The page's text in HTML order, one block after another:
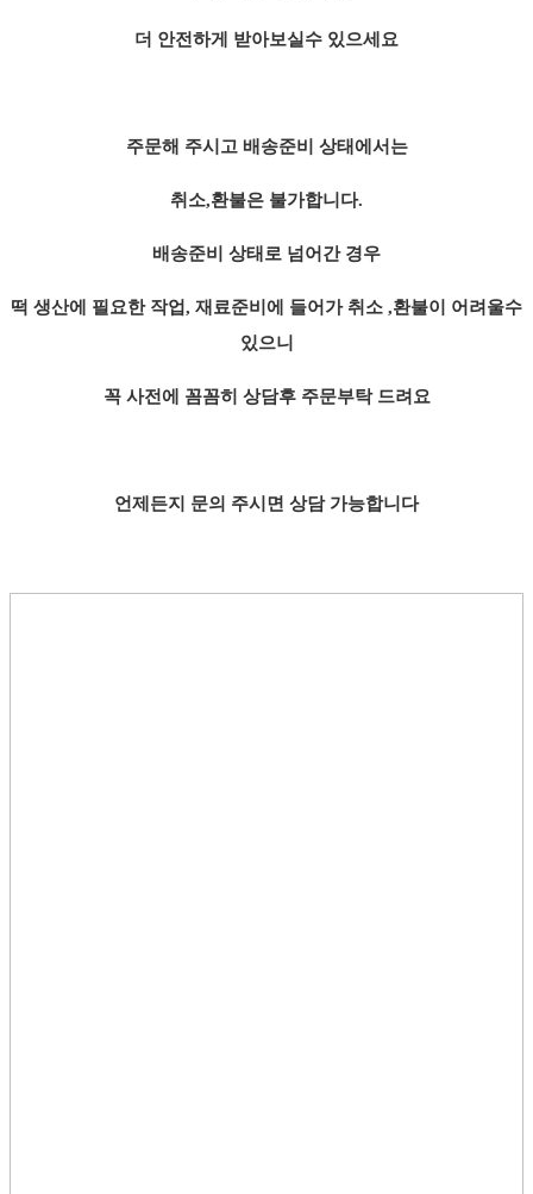
더 안전하게 받아보실수 있으세요
주문해 주시고 배송준비 상태에서는
취소,환불은 불가합니다.
배송준비 상태로 넘어간 경우
떡 생산에 필요한 작업, 재료준비에 들어가 취소 ,환불이 어려울수
있으니
꼭 사전에 꼼꼼히 상담후 주문부탁 드려요
언제든지 문의 주시면 상담 가능합니다